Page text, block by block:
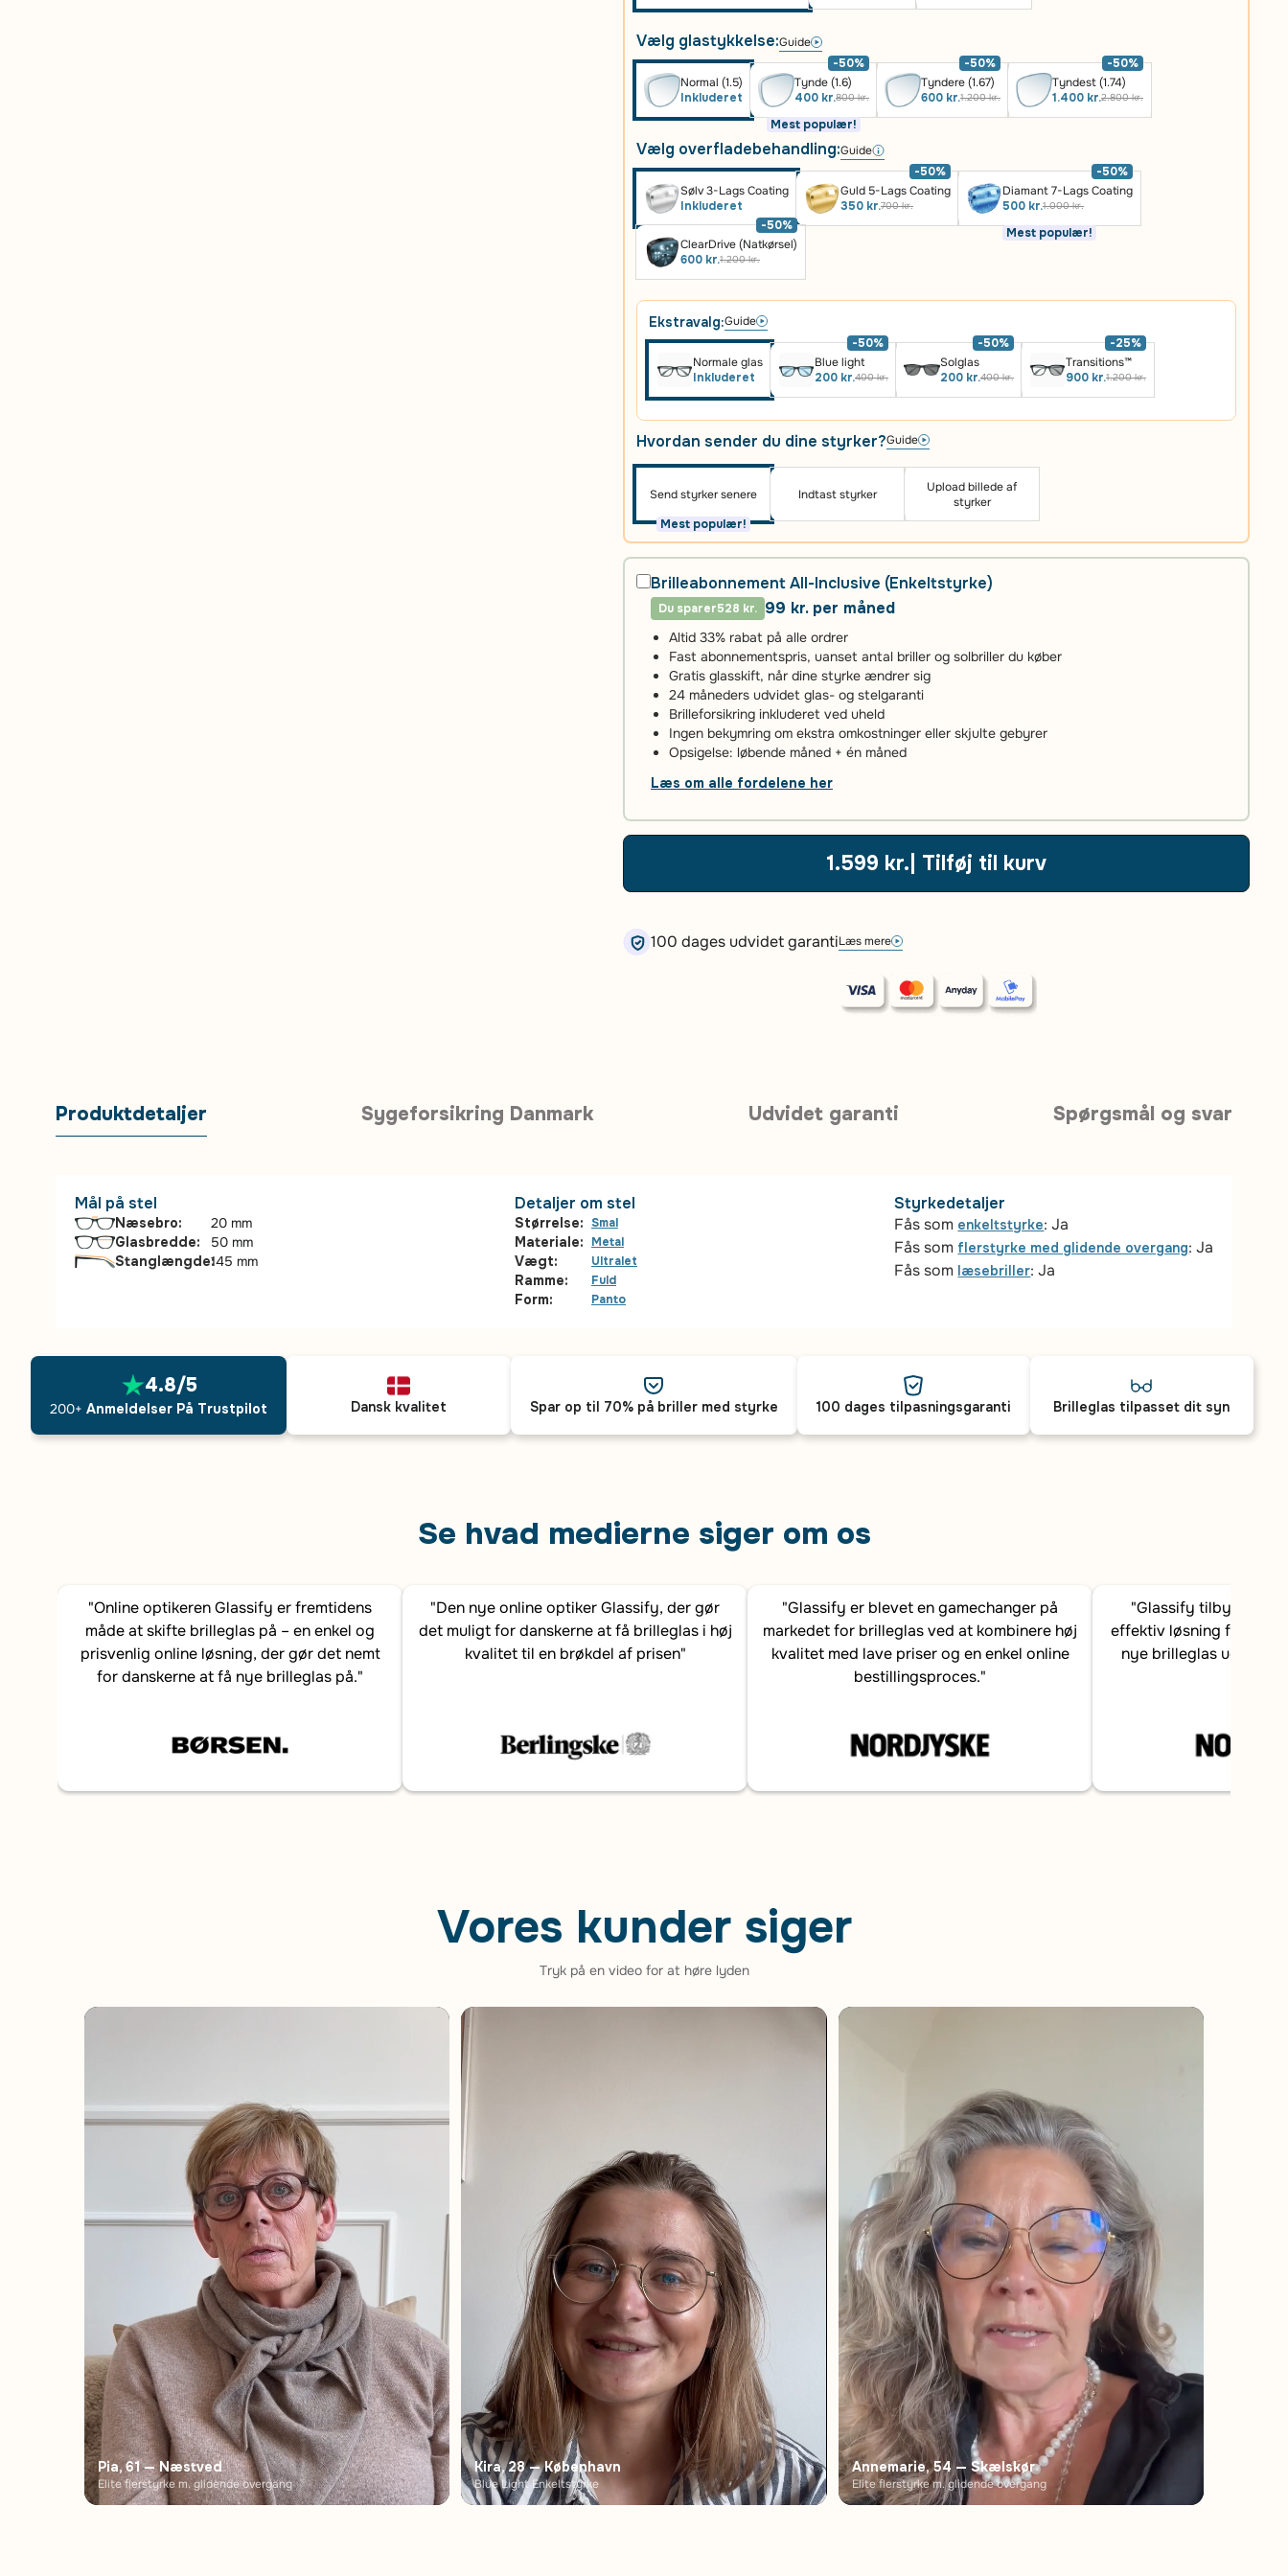
Vælg glastykkelse:Guide
Normal (1.5)
Inkluderet
Tynde (1.6)
400 kr.800 kr.
Mest populær!
-50%
Tyndere (1.67)
600 kr.1.200 kr.
-50%
Tyndest (1.74)
1.400 kr.2.800 kr.
-50%
Vælg overfladebehandling:Guide
Sølv 3-Lags Coating
Inkluderet
Guld 5-Lags Coating
350 kr.700 kr.
-50%
Diamant 7-Lags Coating
500 kr.1.000 kr.
Mest populær!
-50%
ClearDrive (Natkørsel)
600 kr.1.200 kr.
-50%
Ekstravalg:Guide
Normale glas
Inkluderet
Blue light
200 kr.400 kr.
-50%
Solglas
200 kr.400 kr.
-50%
Transitions™
900 kr.1.200 kr.
-25%
Hvordan sender du dine styrker?Guide
Send styrker senere
Mest populær!
Indtast styrker
Upload billede af
styrker
Brilleabonnement All-Inclusive (Enkeltstyrke)
Du sparer528 kr. 99 kr. per måned
Altid 33% rabat på alle ordrer
Fast abonnementspris, uanset antal briller og solbriller du køber
Gratis glasskift, når dine styrke ændrer sig
24 måneders udvidet glas- og stelgaranti
Brilleforsikring inkluderet ved uheld
Ingen bekymring om ekstra omkostninger eller skjulte gebyrer
Opsigelse: løbende måned + én måned
Læs om alle fordelene her
1.599 kr. | Tilføj til kurv
100 dages udvidet garantiLæs mere
Produktdetaljer Sygeforsikring Danmark Udvidet garanti Spørgsmål og svar
Mål på stel
Næsebro:
20 mm
Glasbredde:
50 mm
Stanglængde:145 mm
Detaljer om stel
Størrelse: Smal
Materiale: Metal
Vægt: Ultralet
Ramme: Fuld
Form: Panto
Styrkedetaljer
Fås som enkeltstyrke: Ja
Fås som flerstyrke med glidende overgang: Ja
Fås som læsebriller: Ja
4.8/5
200+ Anmeldelser På Trustpilot Dansk kvalitet Spar op til 70% på briller med styrke 100 dages tilpasningsgaranti Brilleglas tilpasset dit syn
Se hvad medierne siger om os
"Online optikeren Glassify er fremtidens
måde at skifte brilleglas på – en enkel og
prisvenlig online løsning, der gør det nemt
for danskerne at få nye brilleglas på."
"Den nye online optiker Glassify, der gør
det muligt for danskerne at få brilleglas i høj
kvalitet til en brøkdel af prisen"
"Glassify er blevet en gamechanger på
markedet for brilleglas ved at kombinere høj
kvalitet med lave priser og en enkel online
bestillingsproces."
"Glassify tilbyder en
effektiv løsning for
nye brilleglas uden at
Vores kunder siger
Tryk på en video for at høre lyden
Pia, 61 — Næstved
Elite flerstyrke m. glidende overgang
Kira, 28 — København
Blue Light Enkeltstyrke
Annemarie, 54 — Skælskør
Elite flerstyrke m. glidende overgang